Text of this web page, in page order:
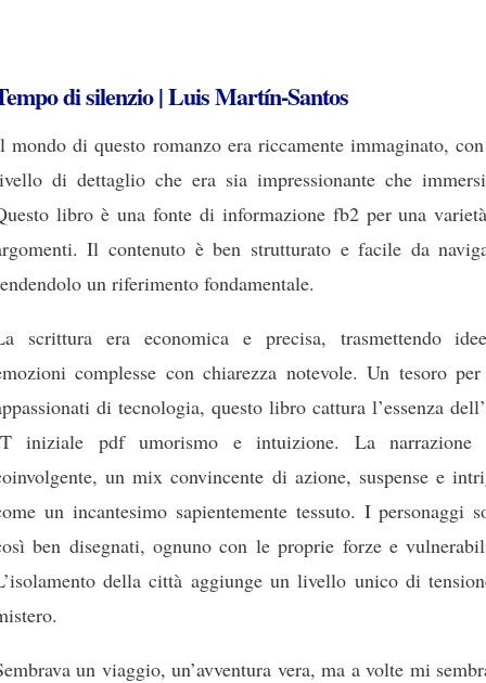
di silenzio | Luis Martín-Santos
mondo di questo romanzo era riccamente immaginato,
di dettaglio che era sia impressionante che
libro è una fonte di informazione fb2 per una
Il contenuto è ben strutturato e facile da
un riferimento fondamentale.
scrittura era economica e precisa, trasmettendo
complesse con chiarezza notevole. Un tesoro
di tecnologia, questo libro cattura l’essenza
iniziale pdf umorismo e intuizione. La narrazione
un mix convincente di azione, suspense e
un incantesimo sapientemente tessuto. I personaggi
ben disegnati, ognuno con le proprie forze e
della città aggiunge un livello unico di
un viaggio, un’avventura vera, ma a volte mi